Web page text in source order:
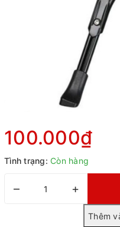
100.000₫
Tình trạng: Còn hàng
– +